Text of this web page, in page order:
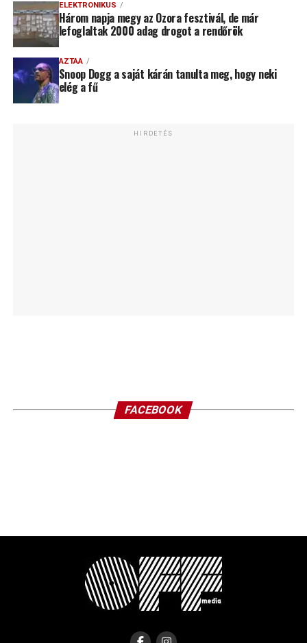
ELEKTRONIKUS
Három napja megy az Ozora fesztivál, de már
lefoglaltak 2000 adag drogot a rendőrök
AZTAA
Snoop Dogg a saját kárán tanulta meg, hogy neki
elég a fű
HIRDETÉS
FACEBOOK